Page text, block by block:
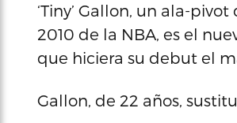
‘Tiny’ Gallon, un ala-
2010 de la NBA, es el
que hiciera su debut el
Gallon, de 22 años,